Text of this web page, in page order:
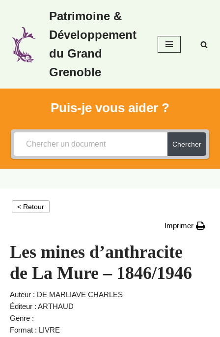
au
contenu
Patrimoine &
Développement
du Grand
Grenoble
Puis-je vous aider ?
Chercher
< Retour
Imprimer
Les mines d’anthracite
de La Mure – 1846/1946
Auteur : DE MARLIAVE CHARLES
Éditeur : ARTHAUD
Genre :
Format : LIVRE